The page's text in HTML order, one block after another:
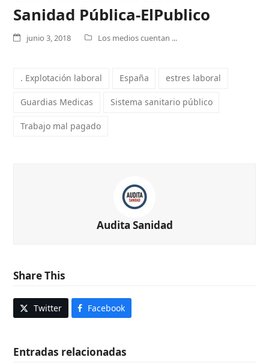
Sanidad Pública-ElPublico
junio 3, 2018 Los medios cuentan ...
. Explotación laboral España estres laboral
Guardias Medicas Sistema sanitario público
Trabajo mal pagado
Audita Sanidad
Share This
Twitter Facebook
Entradas relacionadas